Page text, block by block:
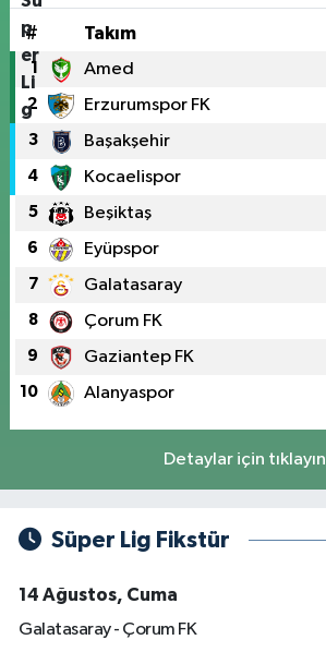
# Takım
1 Amed
2 Erzurumspor FK
3 Başakşehir
4 Kocaelispor
5 Beşiktaş
6 Eyüpspor
7 Galatasaray
8 Çorum FK
9 Gaziantep FK
10 Alanyaspor
Detaylar için tıklayın
Süper Lig Fikstür
14 Ağustos, Cuma
Galatasaray - Çorum FK